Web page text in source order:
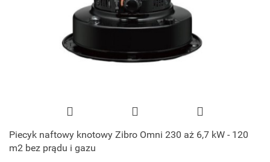
Piecyk naftowy knotowy Zibro Omni 230 aż 6,7 kW - 120
m2 bez prądu i gazu